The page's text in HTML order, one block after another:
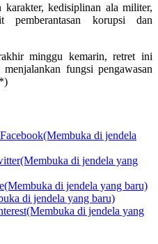
karakter, kedisiplinan ala militer,
pemberantasan korupsi dan
minggu kemarin, retret ini
fungsi pengawasan
di jendela
di jendela yang
di jendela yang baru)
di jendela yang baru)
di jendela yang